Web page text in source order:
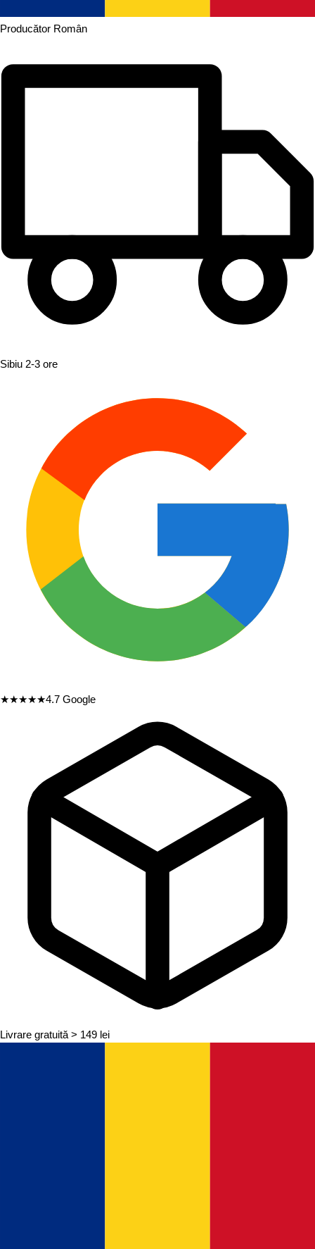
Producător Român
Sibiu 2-3 ore
★★★★★4.7 Google
Livrare gratuită > 149 lei